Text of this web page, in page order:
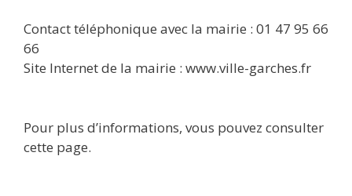
Contact téléphonique avec la mairie : 01 47 95 66
66
Site Internet de la mairie : www.ville-garches.fr
Pour plus d’informations, vous pouvez consulter
cette page.